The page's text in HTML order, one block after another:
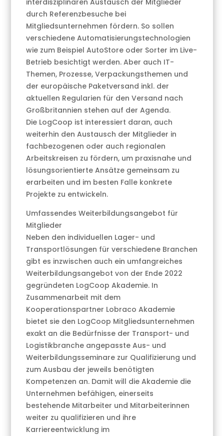
interdisziplinären Austausch der Mitglieder
durch Referenzbesuche bei
Mitgliedsunternehmen fördern. So sollen
verschiedene Automatisierungstechnologien
wie zum Beispiel AutoStore oder Sorter im Live-
Betrieb besichtigt werden. Aber auch IT-
Themen, Prozesse, Verpackungsthemen und
der europäische Paketversand inkl. der
aktuellen Regularien für den Versand nach
Großbritannien stehen auf der Agenda.
Die LogCoop ist interessiert daran, auch
weiterhin den Austausch der Mitglieder in
fachbezogenen oder auch regionalen
Arbeitskreisen zu fördern, um praxisnahe und
lösungsorientierte Ansätze gemeinsam zu
erarbeiten und im besten Falle konkrete
Projekte zu entwickeln.
Umfassendes Weiterbildungsangebot für
Mitglieder
Neben den individuellen Lager- und
Transportlösungen für verschiedene Branchen
gibt es inzwischen auch ein umfangreiches
Weiterbildungsangebot von der Ende 2022
gegründeten LogCoop Akademie. In
Zusammenarbeit mit dem
Kooperationspartner Lobraco Akademie
bietet sie den LogCoop Mitgliedsunternehmen
exakt an die Bedürfnisse der Transport- und
Logistikbranche angepasste Aus- und
Weiterbildungsseminare zur Qualifizierung und
zum Ausbau der jeweils benötigten
Kompetenzen an. Damit will die Akademie die
Unternehmen befähigen, einerseits
bestehende Mitarbeiter und Mitarbeiterinnen
weiter zu qualifizieren und ihre
Karriereentwicklung im